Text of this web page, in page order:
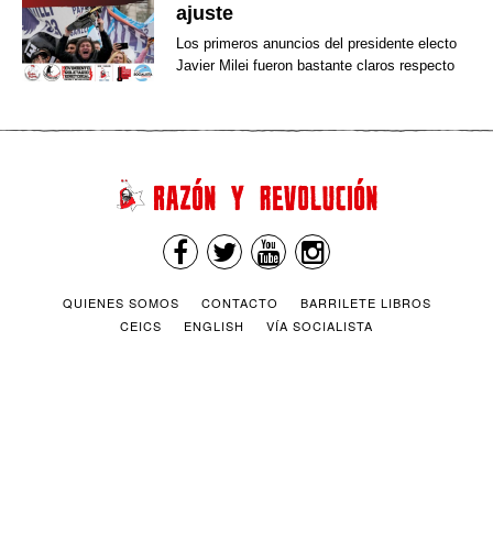
ajuste
Los primeros anuncios del presidente electo
Javier Milei fueron bastante claros respecto
QUIENES SOMOS CONTACTO
BARRILETE LIBROS
CEICS
ENGLISH VÍA SOCIALISTA